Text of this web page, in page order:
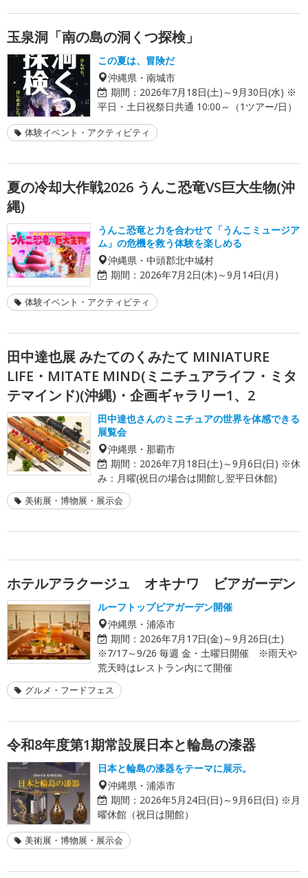
玉泉洞「南の島の洞くつ探検」
この夏は、冒険だ
沖縄県・南城市
期間： 2026年7月18日(土)～9月30日(水) ※
平日・土日祝祭日共通 10:00～（1ツアー/日）
体験イベント・アクティビティ
夏の冷却大作戦2026 うんこ恐竜VS巨大生物(沖
縄)
うんこ恐竜と力を合わせて「うんこミュージア
ム」の危機を救う体験を楽しめる
沖縄県・中頭郡北中城村
期間： 2026年7月2日(木)～9月14日(月)
体験イベント・アクティビティ
田中達也展 みたてのくみたて MINIATURE
LIFE・MITATE MIND(ミニチュアライフ・ミタ
テマインド)(沖縄)・企画ギャラリー1、2
田中達也さんのミニチュアの世界を体感できる
展覧会
沖縄県・那覇市
期間： 2026年7月18日(土)～9月6日(日) ※休
み：月曜(祝日の場合は開館し翌平日休館)
美術展・博物展・展示会
ホテルアラクージュ オキナワ ビアガーデン
ルーフトップビアガーデン開催
沖縄県・浦添市
期間： 2026年7月17日(金)～9月26日(土)
※7/17～9/26 毎週 金・土曜日開催 ※雨天や
荒天時はレストラン内にて開催
グルメ・フードフェス
令和8年度第1期常設展日本と輪島の漆器
日本と輪島の漆器をテーマに展示。
沖縄県・浦添市
期間： 2026年5月24日(日)～9月6日(日) ※月
曜休館（祝日は開館）
美術展・博物展・展示会